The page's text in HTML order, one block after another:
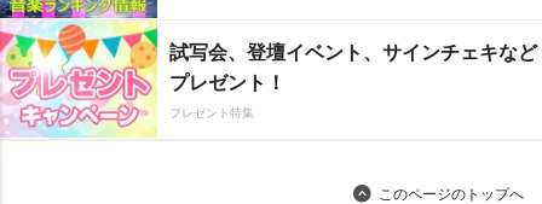
試写会、登壇イベント、サインチェキなど
プレゼント！
プレゼント特集
このページのトップへ